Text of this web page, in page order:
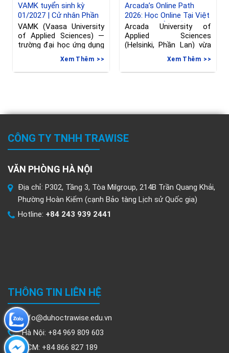
VAMK tuyển sinh kỳ
01/2027 | Cử nhân Phần
Lan ngành Kỹ thuật
VAMK (Vaasa University
of Applied Sciences) —
trường đại học ứng dụng
Xem Thêm
Arcada’s Online Path
2026: Học Online Tại Việt
Nam, Chuyển Tiếp Sang
Phần Lan, hạn đăng ký
đến 08/06/2026
Arcada University of
Applied Sciences
(Helsinki, Phần Lan) vừa
gia hạn deadline nộp đơn
Xem Thêm
CÔNG TY TNHH TRAWISE
VĂN PHÒNG HÀ NỘI
Địa chỉ: P302, Tầng 3, Tòa Milgroup, 214B Trần Quang Khải,
Phường Hoàn Kiếm (cạnh Bảo tàng Lịch sử Quốc gia)
Hotline: +84 243 939 2441
THÔNG TIN LIÊN HỆ
info@duhoctrawise.edu.vn
Hà Nội: +84 969 809 603
HCM: +84 866 827 189